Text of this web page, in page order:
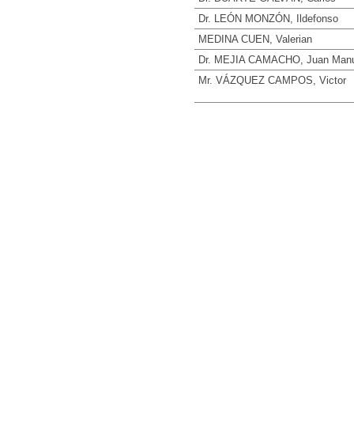
Dr. LEÓN MONZÓN, Ildefonso
MEDINA CUEN, Valerian
Dr. MEJIA CAMACHO, Juan
Mr. VÁZQUEZ CAMPOS, Victor